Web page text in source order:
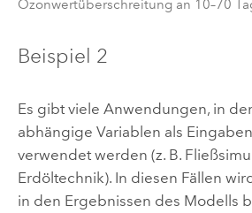
Ozonwertüberschreitung an 10–70
Beispiel 2
Es gibt viele Anwendungen, in
abhängige Variablen als
verwendet werden (z. B.
Erdöltechnik). In diesen Fällen
in den Ergebnissen des Modells